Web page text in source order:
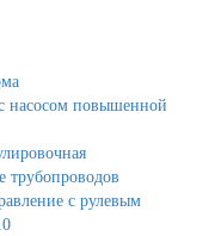
насосом повышенной
с рулевым